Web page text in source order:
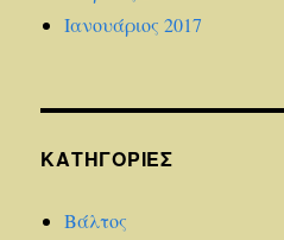
Ιανουάριος 2017
KΑΤΗΓΟΡΊΕΣ
Βάλτος